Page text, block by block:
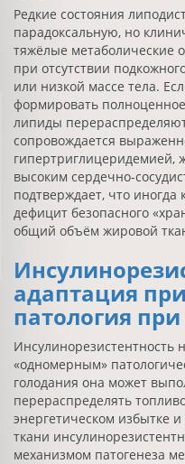
Редкие состояния
парадоксальную, но
тяжёлые метаболические
при отсутствии
или низкой массе тела.
формировать
липиды
сопровождается
гипертриглицеридемией,
высоким сердечно-
подтверждает, что
дефицит безопасного
общий объём жировой
адаптация
патология
Инсулинорезистентность
«одномерным»
голодания она может
перераспределять
энергетическом избытке
ткани
механизмом патогенеза